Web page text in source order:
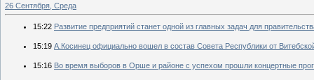
26 Сентября, Среда
15:22 Развитие предприятий станет одной из главных задач для
15:19 А.Косинец официально вошел в состав Совета Республики от
15:16 Во время выборов в Орше и районе с успехом прошли концертные